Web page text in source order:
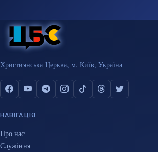
Християнська Церква, м. Київ, Україна
НАВІГАЦІЯ
Про нас
Служіння